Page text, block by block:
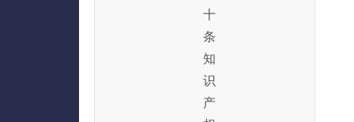
十
条
知
识
产